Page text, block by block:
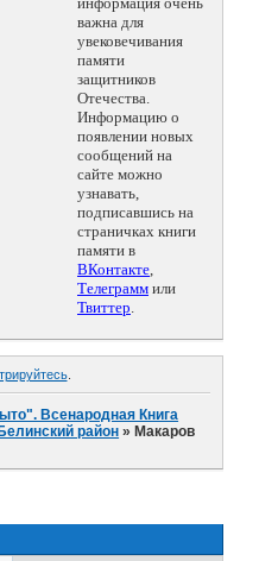
важна для
увековечивания
памяти
защитников
Отечества.
Информацию о
появлении новых
сообщений на
сайте можно
узнавать,
подписавшись на
страничках книги
памяти в
ВКонтакте,
Телеграмм или
Твиттер.
.
Всенародная Книга
Белинский район » Макаров